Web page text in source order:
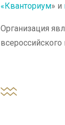
«Кванториум» и
Организация